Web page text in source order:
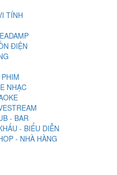
TÍNH
ĐIỆN
NHẠC
- BAR
- BIỂU DIỄN
- NHÀ HÀNG